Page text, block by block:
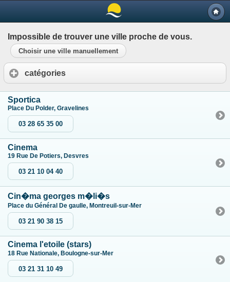
Impossible de trouver une ville proche de vous.
Choisir une ville manuellement
catégories
Sportica
Place Du Polder, Gravelines
03 28 65 35 00
Cinema
19 Rue De Potiers, Desvres
03 21 10 04 40
Cin�ma georges m�li�s
Place du Général De gaulle, Montreuil-sur-Mer
03 21 90 38 15
Cinema l'etoile (stars)
18 Rue Nationale, Boulogne-sur-Mer
03 21 31 10 49